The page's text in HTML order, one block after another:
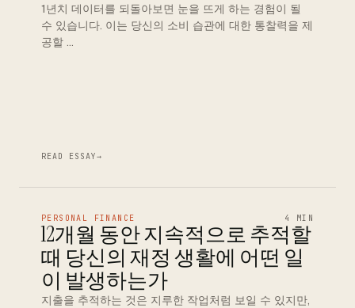
1년치 데이터를 되돌아보면 눈을 뜨게 하는 경험이 될
수 있습니다. 이는 당신의 소비 습관에 대한 통찰력을 제
공할 …
READ ESSAY→
PERSONAL FINANCE 4 MIN
12개월 동안 지속적으로 추적할
때 당신의 재정 생활에 어떤 일
이 발생하는가
지출을 추적하는 것은 지루한 작업처럼 보일 수 있지만,